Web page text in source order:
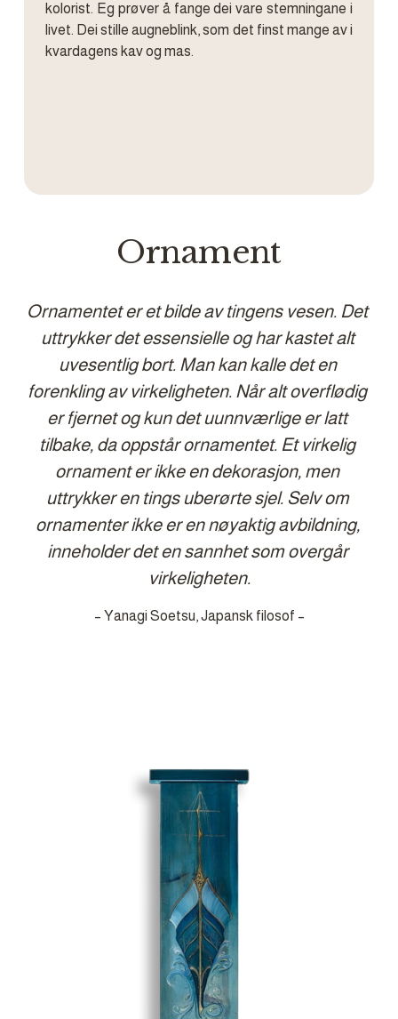
kolorist. Eg prøver å fange dei vare stemningane i
livet. Dei stille augneblink, som det finst mange av i
kvardagens kav og mas.
Ornament
Ornamentet er et bilde av tingens vesen. Det
uttrykker det essensielle og har kastet alt
uvesentlig bort. Man kan kalle det en
forenkling av virkeligheten. Når alt overflødig
er fjernet og kun det uunnværlige er latt
tilbake, da oppstår ornamentet. Et virkelig
ornament er ikke en dekorasjon, men
uttrykker en tings uberørte sjel. Selv om
ornamenter ikke er en nøyaktig avbildning,
inneholder det en sannhet som overgår
virkeligheten.
– Yanagi Soetsu, Japansk filosof –